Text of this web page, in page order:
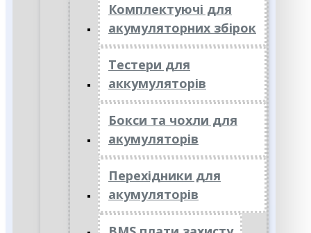
Комплектуючі для
акумуляторних збірок
Тестери для
аккумуляторів
Бокси та чохли для
акумуляторів
Перехідники для
акумуляторів